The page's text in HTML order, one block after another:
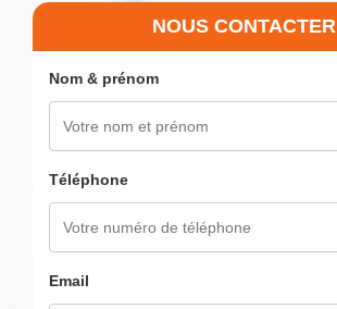
NOUS CONTACTER
Nom & prénom
Téléphone
Email